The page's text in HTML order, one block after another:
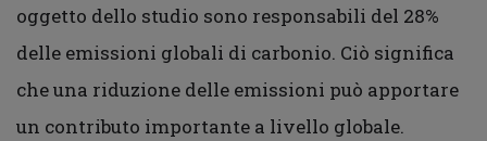
oggetto dello studio sono responsabili del 28%
delle emissioni globali di carbonio. Ciò significa
che una riduzione delle emissioni può apportare
un contributo importante a livello globale.